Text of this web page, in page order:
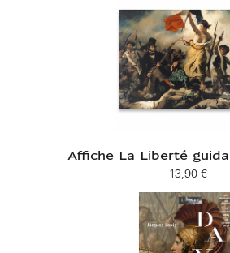
Affiche La Liberté
Prix ​​actuel
13,90 €